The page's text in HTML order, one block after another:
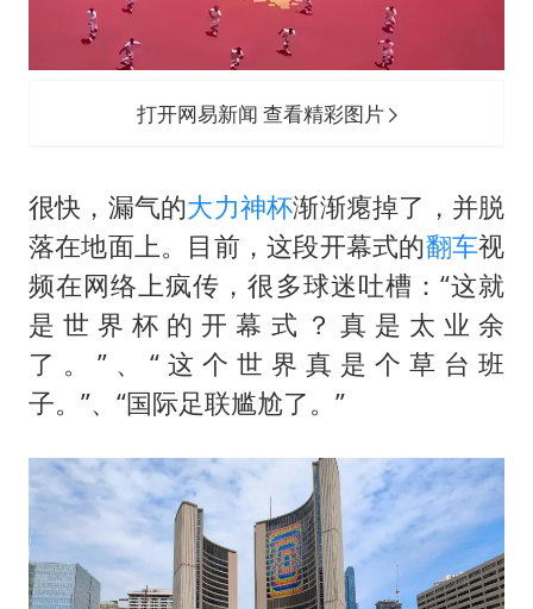
打开网易新闻 查看精彩图片
很快，漏气的大力神杯渐渐瘪掉了，并脱
落在地面上。目前，这段开幕式的翻车视
频在网络上疯传，很多球迷吐槽：“这就
是世界杯的开幕式？真是太业余
了。”、“这个世界真是个草台班
子。”、“国际足联尴尬了。”